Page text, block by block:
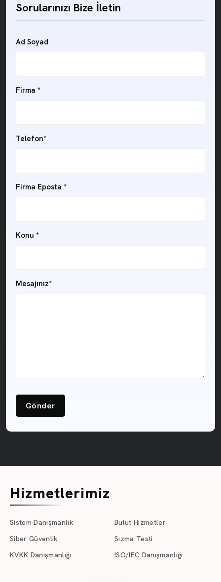
Sorularınızı Bize İletin
Ad Soyad
Firma *
Telefon*
Firma Eposta *
Konu *
Mesajınız*
Gönder
Hizmetlerimiz
Sistem Danışmanlık
Siber Güvenlik
KVKK Danışmanlığı
Bulut Hizmetler
Sızma Testi
ISO/IEC Danışmanlığı